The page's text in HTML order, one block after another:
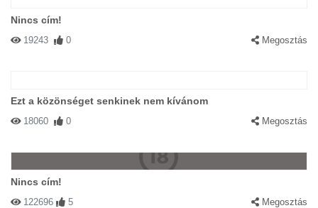
Nincs cím!
19243 0 Megosztás
Ezt a közönséget senkinek nem kívánom
18060 0 Megosztás
Nincs cím!
122696 5 Megosztás